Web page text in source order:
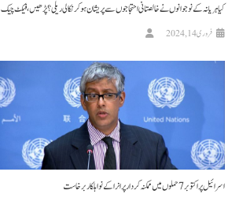
کیا ہریانہ کے نوجوانوں نے خالصتانی احتجاجوں سے پریشان ہو کر نکالی ریلی؟ پڑھیں، فیکٹ چیک
فروری 14, 2024
اسرائیل پر اکتوبر 7 حملوں میں ممکنہ کردار پر انرا کے نو اہلکار برخاست